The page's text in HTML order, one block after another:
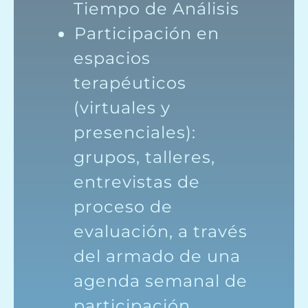
Tiempo de Análisis
⁠Participación en
espacios
terapéuticos
(virtuales y
presenciales):
grupos, talleres,
entrevistas de
proceso de
evaluación, a través
del armado de una
agenda semanal de